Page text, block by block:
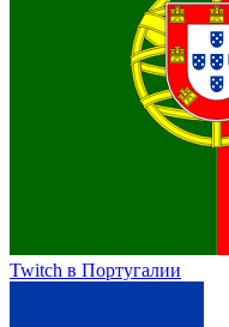
Twitch в Португалии